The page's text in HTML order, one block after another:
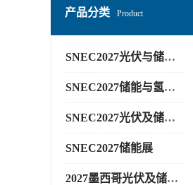
产品分类 Product
SNEC2027光伏与储能展
SNEC2027储能与氢能展
SNEC2027光伏及储能展
SNEC2027储能展
2027墨西哥光伏及储能展